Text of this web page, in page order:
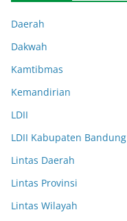
Daerah
Dakwah
Kamtibmas
Kemandirian
LDII
LDII Kabupaten Bandung
Lintas Daerah
Lintas Provinsi
Lintas Wilayah